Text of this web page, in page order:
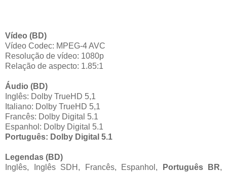
Vídeo (BD)
Vídeo Codec: MPEG-4 AVC
Resolução de vídeo: 1080p
Relação de aspecto: 1.85:1
Áudio (BD)
Inglês: Dolby TrueHD 5,1
Italiano: Dolby TrueHD 5,1
Francês: Dolby Digital 5.1
Espanhol: Dolby Digital 5.1
Português: Dolby Digital 5.1
Legendas (BD)
Inglês, Inglês SDH, Francês, Espanhol,
Português BR,